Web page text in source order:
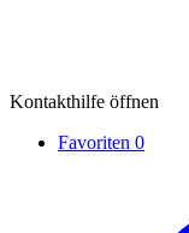
Kontakthilfe öffnen
Favoriten 0